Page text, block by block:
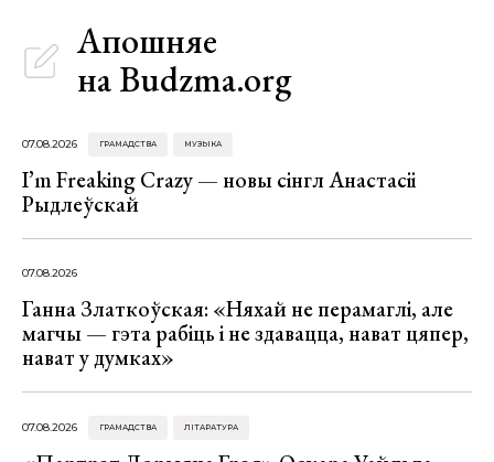
Апошняе
на Budzma.org
07.08.2026 ГРАМАДСТВА МУЗЫКА
I’m Freaking Crazy — новы сінгл Анастасіі
Рыдлеўскай
07.08.2026
Ганна Златкоўская: «Няхай не перамаглі, але
магчы — гэта рабіць і не здавацца, нават цяпер,
нават у думках»
07.08.2026 ГРАМАДСТВА ЛІТАРАТУРА